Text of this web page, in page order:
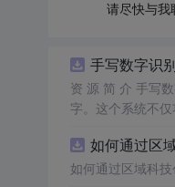
请尽快与我
手写数字识
资 源 简 介 手写
字。这个系统不
便和实用的工具
如何通过区
如何通过区域科